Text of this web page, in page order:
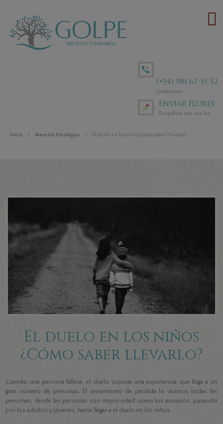
(+34) 981 67 35 52
Contáctanos
Enviar Flores
Despídete con una flor
Inicio Atención Psicológica El duelo en los niños ¿Cómo saber llevarlo?
El duelo en los niños
¿Cómo saber llevarlo?
Cuando una persona fallece, el duelo supone una experiencia que llega a un
gran número de personas. El sentimiento de pérdida lo vivimos todas las
personas, desde las personas con mayor edad como los ancianos, pasando
por los adultos y jóvenes, hasta llegar a el duelo en los niños.